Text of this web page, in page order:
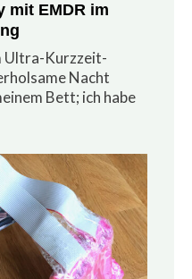
mit EMDR im
Ultra-Kurzzeit-
Nacht
Bett; ich habe